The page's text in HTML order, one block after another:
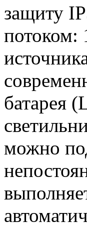
защиту
потоком:
батарея
можно